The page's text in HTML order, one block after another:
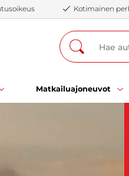
Kotimainen
Matkailuajoneuvot